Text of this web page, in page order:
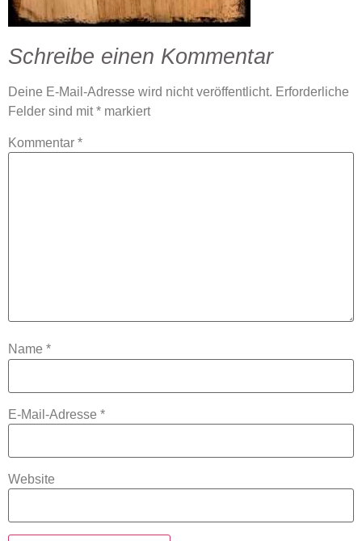
Schreibe einen Kommentar
Deine E-Mail-Adresse wird nicht veröffentlicht. Erforderliche
Felder sind mit* markiert
Kommentar *
Name *
E-Mail-Adresse *
Website